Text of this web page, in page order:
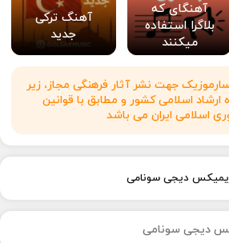
آهنگای که
بلاگرا استفاده
میکنند
آهنگ ترکی
جدید
جهت نشر آثار فرهنگی مجاز، زیر
ارشاد اسلامی کشور و مطابق با قوانین
اسلامی ایران می باشد
دیجی سونامی
دیجی سونامی